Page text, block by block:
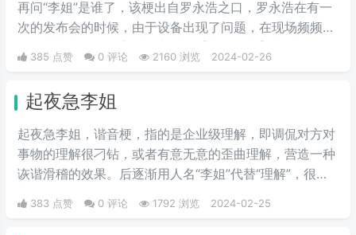
再问“李姐”是谁了，该梗出自罗永浩之口，罗永浩在有一
次的发布会的时候，由于设备出现了问题，在现场频频出
错，满头大汗的罗永浩不断地说【李姐万岁】来缓解尴
尬，然后被一些锤子的粉丝疯狂传播。疯狂复读，每每出
可以说相当沙雕了，哈哈哈哈哈哈哈哈哈。
385 点赞 0 评论 2160 浏览 2024-02-26
起夜急李姐
起夜急李姐，谐音梗，指的是企业级理解，即调侃对方对
事物的理解很刁钻，或者有意无意的歪曲理解，营造一种
诙谐滑稽的效果。后逐渐用人名“李姐”代替“理解”，很有
383 点赞 0 评论 1792 浏览 2024-02-25